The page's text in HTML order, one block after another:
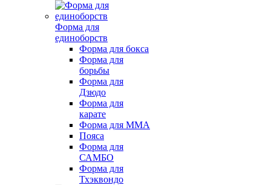
Форма для
единоборств
Форма для бокса
Форма для
борьбы
Форма для
Дзюдо
Форма для
карате
Форма для MMA
Пояса
Форма для
САМБО
Форма для
Тхэквондо